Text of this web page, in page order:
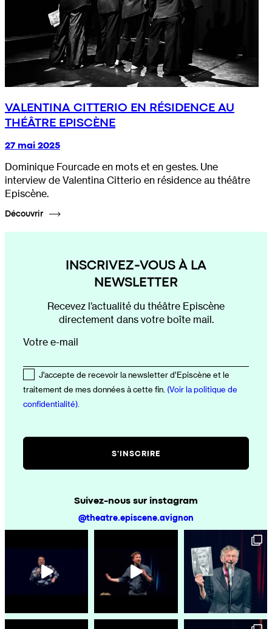
VALENTINA CITTERIO EN RÉSIDENCE AU
THÉÂTRE EPISCÈNE
27 mai 2025
Dominique Fourcade en mots et en gestes. Une
interview de Valentina Citterio en résidence au théâtre
Episcène.
Découvrir
INSCRIVEZ-VOUS À LA
NEWSLETTER
Recevez l’actualité du théâtre Episcène
directement dans votre boîte mail.
Votre e-mail
J’accepte de recevoir la newsletter d’Episcène et le
traitement de mes données à cette fin. (Voir la politique de
confidentialité)
Suivez-nous sur instagram
@theatre.episcene.avignon